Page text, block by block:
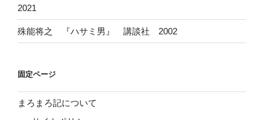
2021
殊能将之 『ハサミ男』 講談社 2002
固定ページ
まろまろ記について